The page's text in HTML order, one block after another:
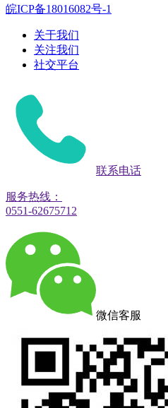
皖ICP备18016082号-1
关于我们
关注我们
社交平台
联系电话
服务热线：
0551-62675712
微信客服